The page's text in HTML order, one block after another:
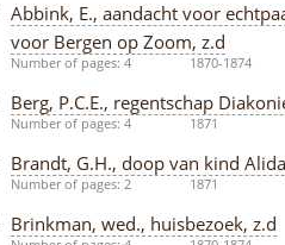
Abbink, E., aandacht voor
voor Bergen op Zoom, z.d
Number of pages: 4 1870-1874
Berg, P.C.E., regentschap
Number of pages: 4 1871
Brandt, G.H., doop van kind
Number of pages: 2 1871
Brinkman, wed., huisbezoek, z.d